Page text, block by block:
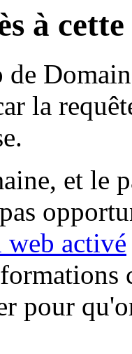
à
la
et le
web activé
pour